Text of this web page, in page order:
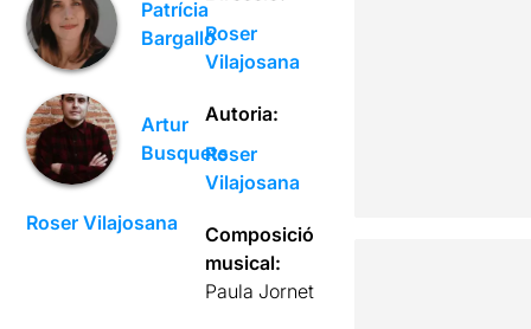
Patrícia
Bargalló
Artur
Busquets
Roser Vilajosana
Roser
Vilajosana
Autoria:
Roser
Vilajosana
Composició
musical:
Paula Jornet